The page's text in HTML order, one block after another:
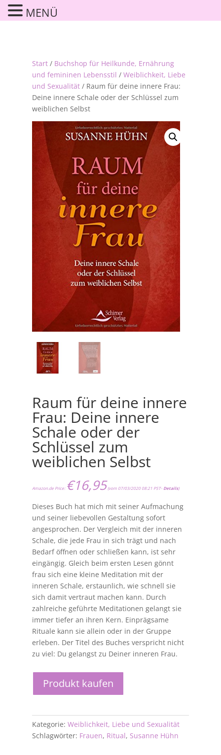
Start/ Buchshop für Heilkunde, Ernährung
und femininen Lebensstil / Weiblichkeit, Liebe
und Sexualität/ Raum für deine innere Frau:
Deine innere Schale oder der Schlüssel zum
weiblichen Selbst
Raum für deine innere
Frau: Deine innere
Schale oder der
Schlüssel zum
weiblichen Selbst
Amazon.de Price: €16,95(vom 07/03/2020 08:21 PST- Details)
Dieses Buch hat mich mit seiner Aufmachung
und seiner liebevollen Gestaltung sofort
angesprochen. Der Vergleich mit der inneren
Schale, die jede Frau in sich trägt und nach
Bedarf öffnen oder schließen kann, ist sehr
eingängig. Gleich beim ersten Lesen gönnt
frau sich eine kleine Meditation mit der
inneren Schale, erstaunlich, wie schnell sie
sich damit vertraut machen kann. Durch
zahlreiche geführte Meditationen gelangt sie
immer tiefer an ihren Kern. Einprägsame
Rituale kann sie allein oder in der Gruppe
erleben. Der Titel des Buches verspricht nicht
zu viel: Du gelangst zu Deiner inneren Frau.
Produkt kaufen
Kategorie: Weiblichkeit, Liebe und Sexualität
Schlagwörter: Frauen, Ritual, Susanne Hühn
MENÜ